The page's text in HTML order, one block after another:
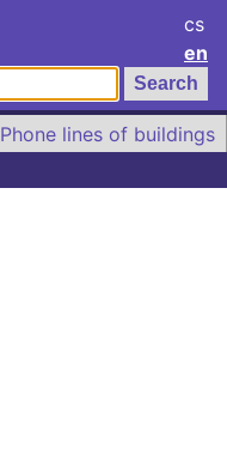
cs
en
Phone lines of buildings